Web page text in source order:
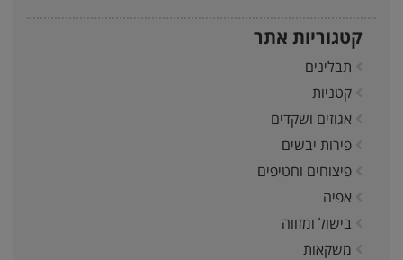
קטגוריות אתר
תבלינים
קטניות
אגוזים ושקדים
פירות יבשים
פיצוחים וחטיפים
אפיה
בישול ומזווה
משקאות